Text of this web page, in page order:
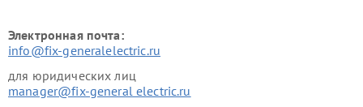
Электронная почта:
info@fix-generalelectric.ru
для юридических лиц
manager@fix-general electric.ru